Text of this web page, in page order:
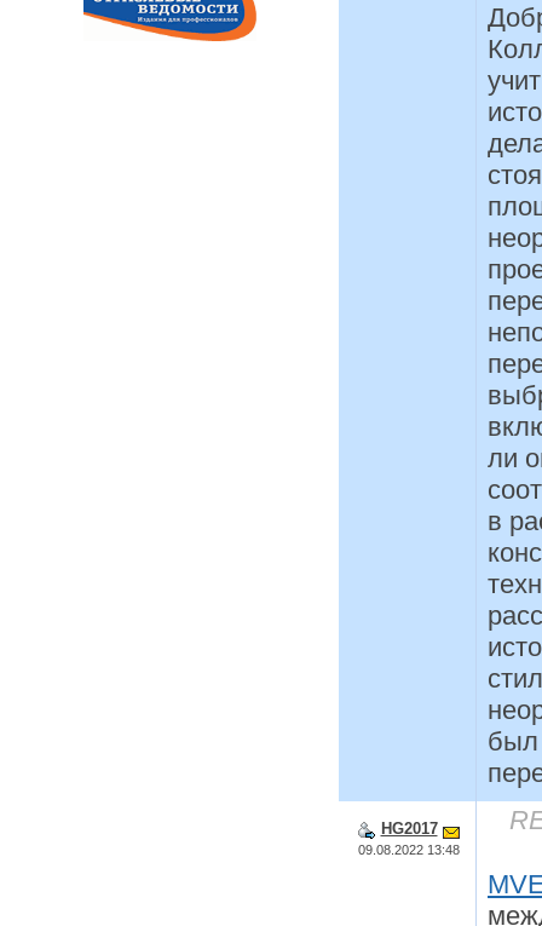
ли
в
был
HG2017
09.08.2022 13:48